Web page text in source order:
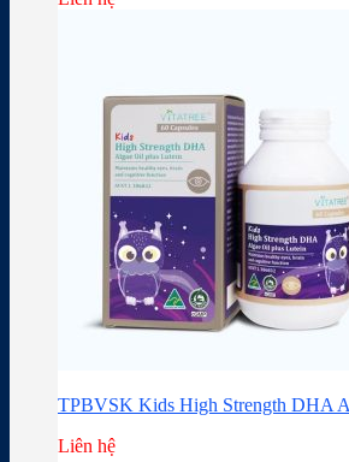
TPBVSK Kids High Strength DHA
Liên hệ